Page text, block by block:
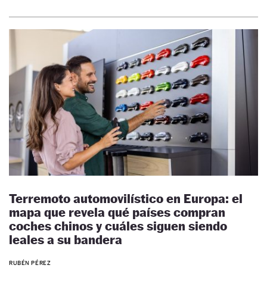
Terremoto automovilístico en Europa: el
mapa que revela qué países compran
coches chinos y cuáles siguen siendo
leales a su bandera
RUBÉN PÉREZ